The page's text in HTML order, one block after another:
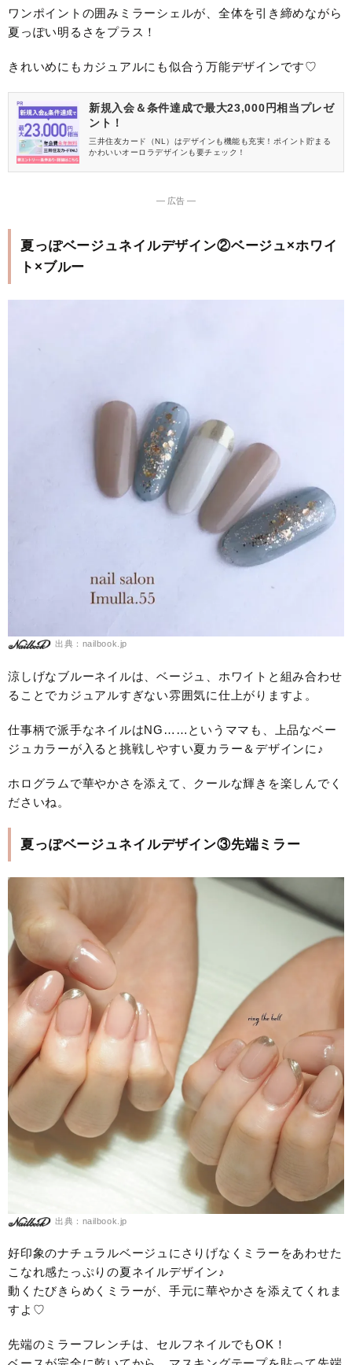
ワンポイントの囲みミラーシェルが、全体を引き締めながら
夏っぽい明るさをプラス！
きれいめにもカジュアルにも似合う万能デザインです♡
新規入会＆条件達成で最大23,000円相当プレゼ
ント！
三井住友カード（NL）はデザインも機能も充実！ポイント貯まる
かわいいオーロラデザインも要チェック！
― 広告 ―
夏っぽベージュネイルデザイン②ベージュ×ホワイ
ト×ブルー
出典：nailbook.jp
涼しげなブルーネイルは、ベージュ、ホワイトと組み合わせ
ることでカジュアルすぎない雰囲気に仕上がりますよ。
仕事柄で派手なネイルはNG……というママも、上品なベー
ジュカラーが入ると挑戦しやすい夏カラー＆デザインに♪
ホログラムで華やかさを添えて、クールな輝きを楽しんでく
ださいね。
夏っぽベージュネイルデザイン③先端ミラー
出典：nailbook.jp
好印象のナチュラルベージュにさりげなくミラーをあわせた
こなれ感たっぷりの夏ネイルデザイン♪
動くたびきらめくミラーが、手元に華やかさを添えてくれま
すよ♡
先端のミラーフレンチは、セルフネイルでもOK！